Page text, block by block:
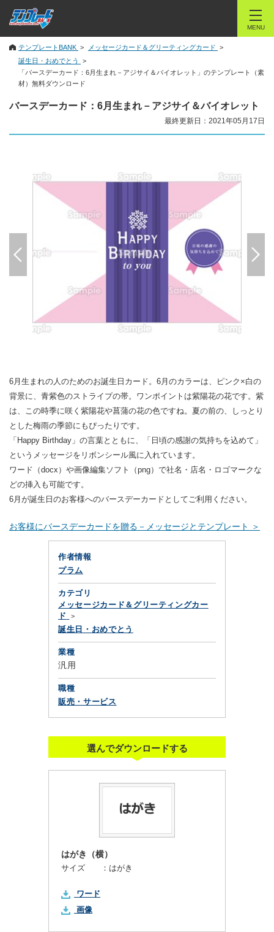
MENU
テンプレートBANK
メッセージカード＆グリーティングカード
誕生日・おめでとう
「バースデーカード：6月生まれ－アジサイ＆バイオレット」のテンプレート（素
材）無料ダウンロード
バースデーカード：6月生まれ－アジサイ＆バイオレット
最終更新日：2021年05月17日
6月生まれの人のためのお誕生日カード。6月のカラーは、ピンク×白の
背景に、青紫色のストライプの帯。ワンポイントは紫陽花の花です。紫
は、この時季に咲く紫陽花や菖蒲の花の色ですね。夏の前の、しっとり
とした梅雨の季節にもぴったりです。
「Happy Birthday」の言葉とともに、「日頃の感謝の気持ちを込めて」
というメッセージをリボンシール風に入れています。
ワード（docx）や画像編集ソフト（png）で社名・店名・ロゴマークな
どの挿入も可能です。
6月が誕生日のお客様へのバースデーカードとしてご利用ください。
お客様にバースデーカードを贈る－メッセージとテンプレート ＞
作者情報
プラム
カテゴリ
メッセージカード＆グリーティングカー
ド
誕生日・おめでとう
業種
汎用
職種
販売・サービス
選んでダウンロードする
はがき（横）
サイズ ： はがき
ワード
画像